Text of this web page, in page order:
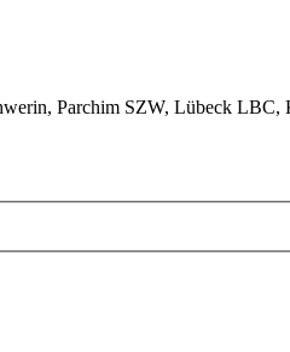
Parchim SZW, Lübeck